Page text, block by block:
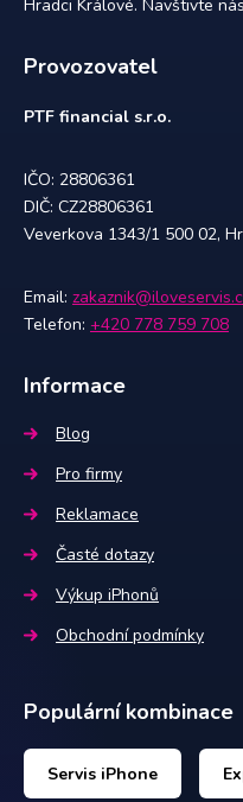
Hradci Králové. Navštivte
Provozovatel
PTF financial s.r.o.
IČO: 28806361
DIČ: CZ28806361
Veverkova 1343/1 500 02,
Email:
Telefon: +420 778 759 708
Informace
Blog
Pro firmy
Reklamace
Časté dotazy
Výkup iPhonů
Obchodní podmínky
Populární kombinace
Servis iPhone